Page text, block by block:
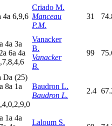
4a 6,9,6
Criado M.
Manceau
P.M.
31
a 4a 3a
2a 6a 4a
Vanacker
B.
Vanacker
B.
99
Da (25)
a 8a 1a
Baudron L.
Baudron L.
2.4
a 1a 4a
Laloum S.